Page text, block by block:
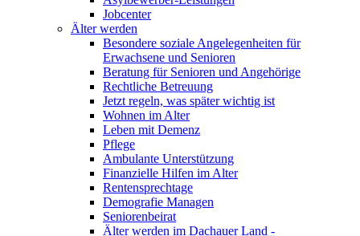
Jobcenter
Älter werden
Besondere soziale Angelegenheiten für
Erwachsene und Senioren
Beratung für Senioren und Angehörige
Rechtliche Betreuung
Jetzt regeln, was später wichtig ist
Wohnen im Alter
Leben mit Demenz
Pflege
Ambulante Unterstützung
Finanzielle Hilfen im Alter
Rentensprechtage
Demografie Managen
Seniorenbeirat
Älter werden im Dachauer Land -